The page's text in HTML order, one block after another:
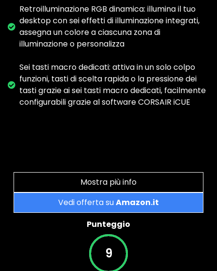
Retroilluminazione RGB dinamica: illumina il tuo
desktop con sei effetti di illuminazione integrati,
assegna un colore a ciascuna zona di
illuminazione o personalizza
Sei tasti macro dedicati: attiva in un solo colpo
funzioni, tasti di scelta rapida o la pressione dei
tasti grazie ai sei tasti macro dedicati, facilmente
configurabili grazie al software CORSAIR iCUE
Mostra più info
Vedi offerta suAmazon.it
Punteggio
9